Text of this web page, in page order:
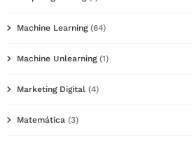
Machine Learning(64)
Machine Unlearning(1)
Marketing Digital (4)
Matemática (3)